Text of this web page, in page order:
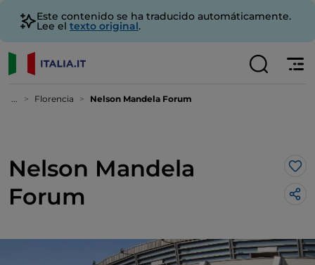
Este contenido se ha traducido automáticamente.
Lee el texto original.
... Florencia Nelson Mandela Forum
Nelson Mandela
Forum
Me